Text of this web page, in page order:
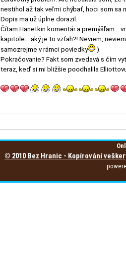
nestihol až tak veľmi chýbať, hoci som sa
Dopis ma už úplne dorazil.
Čítam Hanetkin komentár a premýšľam...
kapitole... aký je to vzťah?! Neviem,
samozrejme v rámci poviedky
).
Pokračovanie? Fakt som zvedavá s čím
teraz, keď si mi bližšie poodhalila
© 2010 Bez Hranic - Kopírování